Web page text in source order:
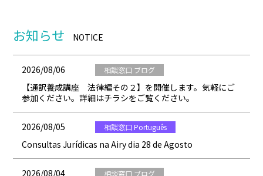
お知らせ NOTICE
2026/08/06 相談窓口 ブログ
【通訳養成講座 法律編その２】を開催します。気軽にご
参加ください。詳細はチラシをご覧ください。
2026/08/05 相談窓口 Português
Consultas Jurídicas na Airy dia 28 de Agosto
2026/08/04 相談窓口 ブログ